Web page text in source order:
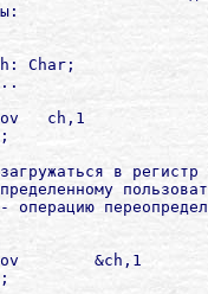
Char;
ch,1
в
операцию
&ch,1